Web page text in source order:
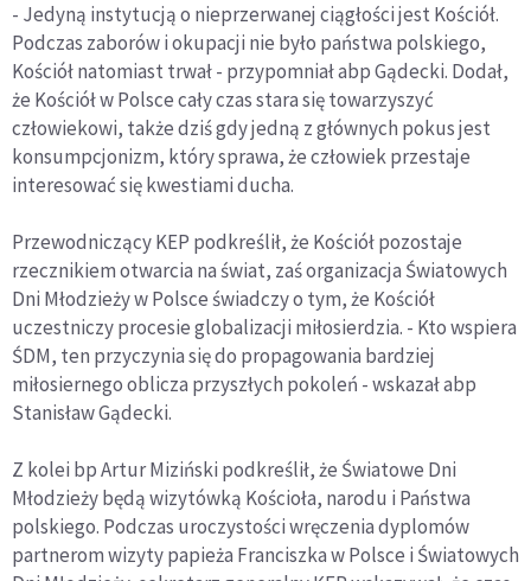
- Jedyną instytucją o nieprzerwanej ciągłości jest Kościół.
Podczas zaborów i okupacji nie było państwa polskiego,
Kościół natomiast trwał - przypomniał abp Gądecki. Dodał,
że Kościół w Polsce cały czas stara się towarzyszyć
człowiekowi, także dziś gdy jedną z głównych pokus jest
konsumpcjonizm, który sprawa, że człowiek przestaje
interesować się kwestiami ducha.
Przewodniczący KEP podkreślił, że Kościół pozostaje
rzecznikiem otwarcia na świat, zaś organizacja Światowych
Dni Młodzieży w Polsce świadczy o tym, że Kościół
uczestniczy procesie globalizacji miłosierdzia. - Kto wspiera
ŚDM, ten przyczynia się do propagowania bardziej
miłosiernego oblicza przyszłych pokoleń - wskazał abp
Stanisław Gądecki.
Z kolei bp Artur Miziński podkreślił, że Światowe Dni
Młodzieży będą wizytówką Kościoła, narodu i Państwa
polskiego. Podczas uroczystości wręczenia dyplomów
partnerom wizyty papieża Franciszka w Polsce i Światowych